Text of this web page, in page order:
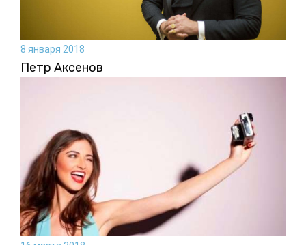
8 января 2018
Петр Аксенов